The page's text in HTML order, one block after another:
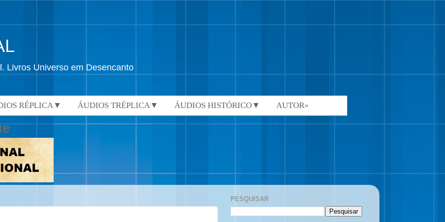
Livros Universo em Desencanto
RÉPLICA▼ ÁUDIOS TRÉPLICA▼ ÁUDIOS HISTÓRICO▼ AUTOR»
PESQUISAR